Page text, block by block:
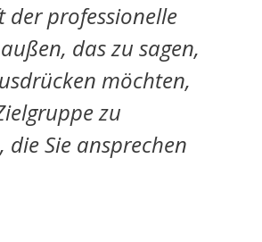
der professionelle
das zu sagen,
möchten,
zu
die Sie ansprechen